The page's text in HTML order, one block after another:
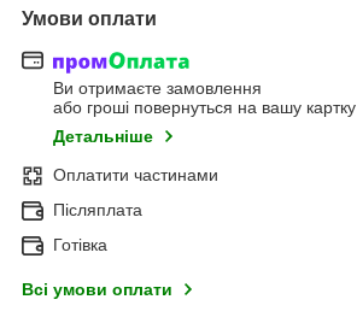
Умови оплати
Ви отримаєте замовлення
або гроші повернуться на вашу картку
Детальніше
Оплатити частинами
Післяплата
Готівка
Всі умови оплати